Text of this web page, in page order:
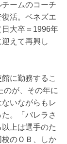
ームのコーチ
活。ベネズエ
大卒＝1996年
えて再興し
に勤務するこ
のが、その年に
いながらもレ
。「バレラさ
上は選手のた
のＯＢ、しか